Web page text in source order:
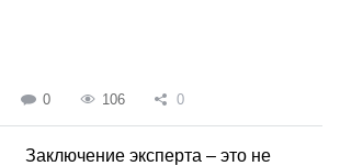
0 106 0
Заключение эксперта – это не